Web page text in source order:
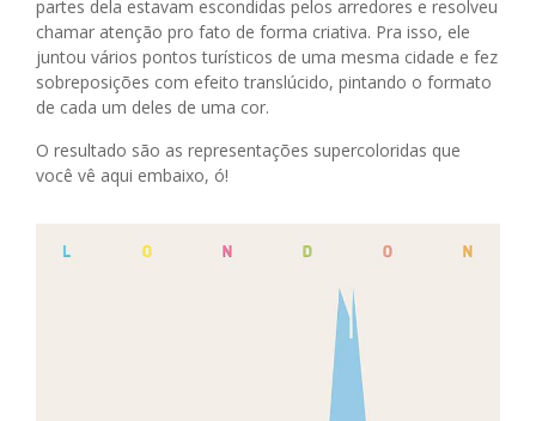
partes dela estavam escondidas pelos arredores e resolveu
chamar atenção pro fato de forma criativa. Pra isso, ele
juntou vários pontos turísticos de uma mesma cidade e fez
sobreposições com efeito translúcido, pintando o formato
de cada um deles de uma cor.
O resultado são as representações supercoloridas que
você vê aqui embaixo, ó!